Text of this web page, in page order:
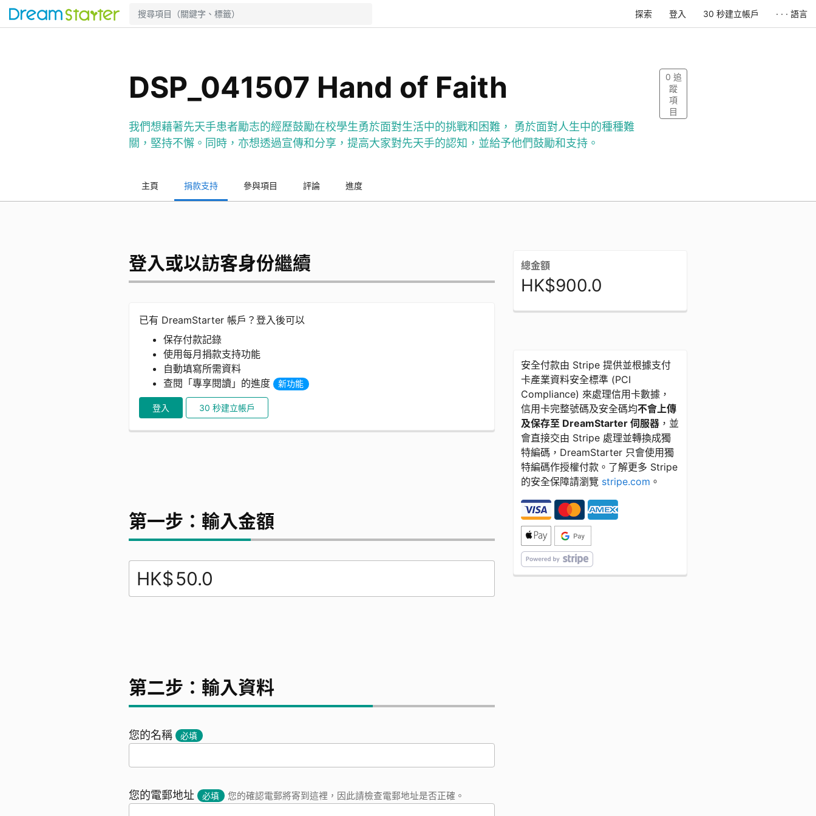
探索 登入 30 秒建立帳戶 · · · 語言
DSP_041507 Hand of Faith
我們想藉著先天手患者勵志的經歷鼓勵在校學生勇於面對生活中的挑戰和困難， 勇於面對人生中的種種難
關，堅持不懈。同時，亦想透過宣傳和分享，提高大家對先天手的認知，並給予他們鼓勵和支持。
0
蹤
項
目
主頁 捐款支持 參與項目 評論 進度
登入或以訪客身份繼續
已有 DreamStarter 帳戶？登入後可以
保存付款記錄
使用每月捐款支持功能
自動填寫所需資料
查閱「專享閱讀」的進度
新功能
登入 30 秒建立帳戶
第一步：輸入金額
HK$
第二步：輸入資料
您的名稱 必填
您的電郵地址 必填 您的確認電郵將寄到這裡，因此請檢查電郵地址是否正確。
總金額
HK$900.0
安全付款由 Stripe 提供並根據支付
卡產業資料安全標準 ​(​PCI
Compliance) 來處理信用卡數據，
信用卡完整號碼及安全碼均不會上傳
及保存至 DreamStarter 伺服器 ，並
會直接交由 Stripe 處理並轉換成獨
特編碼，DreamStarter 只會使用獨
特編碼作授權付款。了解更多 Stripe
的安全保障請瀏覽 stripe.com 。